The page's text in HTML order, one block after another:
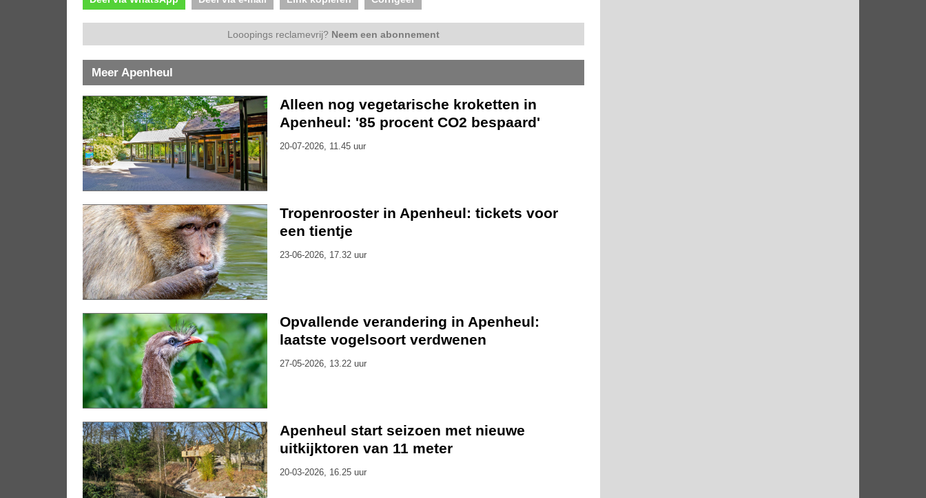
Looopings reclamevrij? Neem een abonnement
Meer Apenheul
Alleen nog vegetarische kroketten in
Apenheul: '85 procent CO2 bespaard'
20-07-2026, 11.45 uur
Tropenrooster in Apenheul: tickets voor
een tientje
23-06-2026, 17.32 uur
Opvallende verandering in Apenheul:
laatste vogelsoort verdwenen
27-05-2026, 13.22 uur
Apenheul start seizoen met nieuwe
uitkijktoren van 11 meter
20-03-2026, 16.25 uur